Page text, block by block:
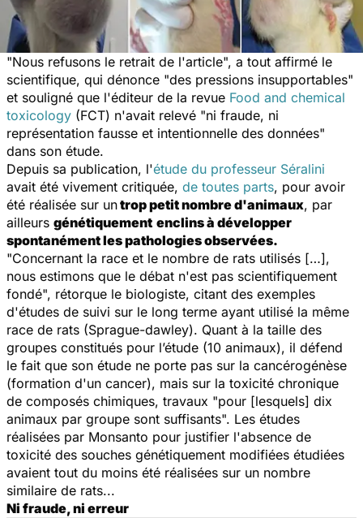
"Nous refusons le retrait de l'article", a tout affirmé le
scientifique, qui dénonce "des pressions insupportables"
et souligné que l'éditeur de la revue Food and chemical
toxicology (FCT) n'avait relevé "ni fraude, ni
représentation fausse et intentionnelle des données"
dans son étude.
Depuis sa publication, l'étude du professeur Séralini
avait été vivement critiquée, de toutes parts, pour avoir
été réalisée sur untrop petit nombre d'animaux, par
ailleurs génétiquement enclins à développer
spontanément les pathologies observées.
"Concernant la race et le nombre de rats utilisés […],
nous estimons que le débat n'est pas scientifiquement
fondé", rétorque le biologiste, citant des exemples
d'études de suivi sur le long terme ayant utilisé la même
race de rats (Sprague-dawley). Quant à la taille des
groupes constitués pour l’étude (10 animaux), il défend
le fait que son étude ne porte pas sur la cancérogénèse
(formation d'un cancer), mais sur la toxicité chronique
de composés chimiques, travaux "pour [lesquels] dix
animaux par groupe sont suffisants". Les études
réalisées par Monsanto pour justifier l'absence de
toxicité des souches génétiquement modifiées étudiées
avaient tout du moins été réalisées sur un nombre
similaire de rats...
Ni fraude, ni erreur